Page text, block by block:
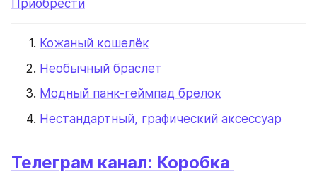
Приобрести
Кожаный кошелёк
Необычный браслет
Модный панк-геймпад брелок
Нестандартный, графический аксессуар
Телеграм канал: Коробка